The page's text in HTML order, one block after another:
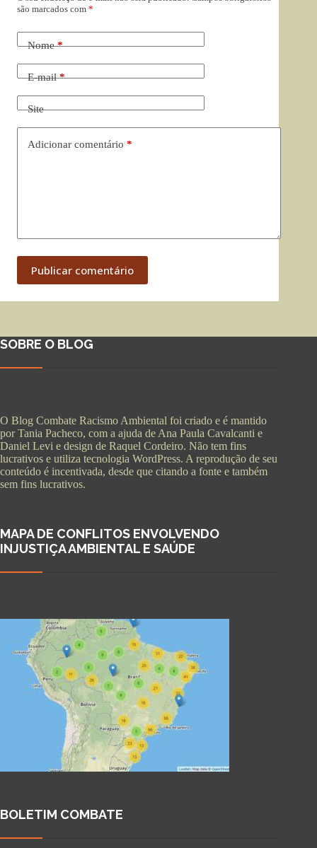
são marcados com *
Nome*
E-mail*
Site
Adicionar comentário *
Publicar comentário
SOBRE O BLOG
O Blog Combate Racismo Ambiental foi criado e é mantido
por Tania Pacheco, com a ajuda de Ana Paula Cavalcanti e
Daniel Levi e design de Raquel Cordeiro. Não tem fins
lucrativos e utiliza tecnologia WordPress. A reprodução de seu
conteúdo é incentivada, desde que citando a fonte e também
sem fins lucrativos.
MAPA DE CONFLITOS ENVOLVENDO
INJUSTIÇA AMBIENTAL E SAÚDE
BOLETIM COMBATE